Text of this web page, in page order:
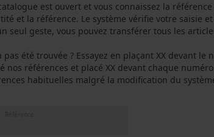
est ouvert et vous connaissez la
et la référence. Le système vérifie votre saisie
seul geste, vous pouvez transférer tous les
été trouvée ? Essayez en plaçant XX devant le
nos références et placé XX devant chaque
habituelles malgré la modification du